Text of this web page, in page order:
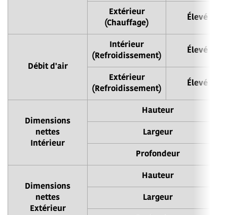
Extérieur
(Chauffage)
Élevé
Débit d'air
Intérieur
(Refroidissement)
Élevé
Extérieur
(Refroidissement)
Élevé
Dimensions
nettes
Intérieur
Hauteur
Largeur
Profondeur
Dimensions
nettes
Extérieur
Hauteur
Largeur